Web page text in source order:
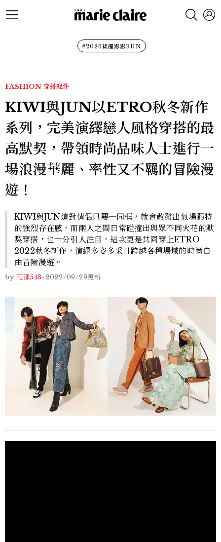
#2026裙襬澎澎RUN
FASHION 穿搭配件
KIWI與JUN以ETRO秋冬新作
系列，完美演繹戀人風格穿搭的最
高默契，帶領時尚品味人士進行一
場浪漫華麗、率性又不羈的冒險漫
遊！
KIWI與JUN這對情侶只要一同框，就會散發出氣場獨特
的強烈存在感，而兩人之間日常碰撞出與眾不同火花的默
契穿搭，也十分引人注目，這次更是共同穿上ETRO
2022秋冬新作，演繹多姿多采且跨越各種場域的時尚自
由冒險漫遊。
by 花漾543-2022/09/29更新